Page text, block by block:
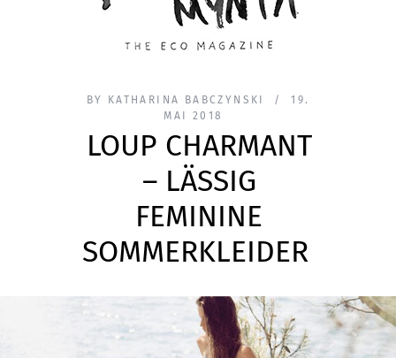
BY KATHARINA BABCZYNSKI
19.
MAI 2018
LOUP CHARMANT
– LÄSSIG
FEMININE
SOMMERKLEIDER